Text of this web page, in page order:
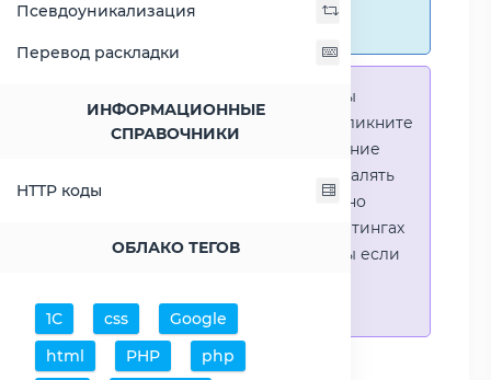
Псевдоуникализация
Перевод раскладки
ИНФОРМАЦИОННЫЕ
СПРАВОЧНИКИ
HTTP коды
ОБЛАКО ТЕГОВ
1С css
Google
html
PHP
php
сравнениям.
Для того что-бы
выделить процессор - кликните
на его название. Выделение
позволяет выборочно удалять
процессоры или наглядно
видеть результаты в рейтингах
(Во избежении путаницы если
процессоров)
Добавить процессоры